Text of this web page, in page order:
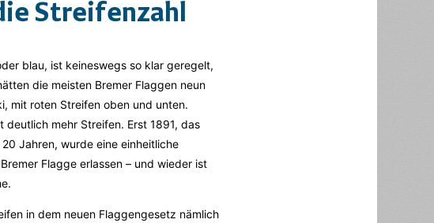
Streifenzahl
blau, ist keineswegs so klar geregelt,
die meisten Bremer Flaggen neun
mit roten Streifen oben und unten.
mehr Streifen. Erst 1891, das
Jahren, wurde eine einheitliche
Flagge erlassen – und wieder ist
in dem neuen Flaggengesetz nämlich